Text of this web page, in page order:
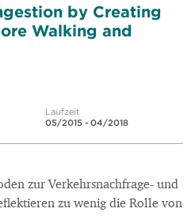
by Creating
Walking and
Laufzeit
05/2015 - 04/2018
zur Verkehrsnachfrage- und
zu wenig die Rolle von